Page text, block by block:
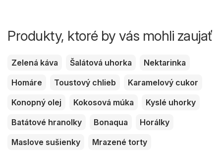
Produkty, ktoré by vás mohli zaujať
Zelená káva Šalátová uhorka
Nektarinka
Homáre
Toustový chlieb
Karamelový cukor
Konopný olej
Kokosová múka
Kyslé uhorky
Batátové hranolky
Bonaqua
Horálky
Maslove sušienky
Mrazené torty